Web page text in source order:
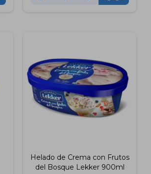
Helado de Crema con Frutos
del Bosque Lekker 900ml